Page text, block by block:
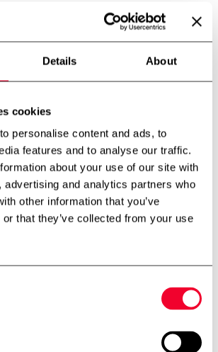
Details About
cookies
personalise content and ads, to
features and to analyse our traffic.
about your use of our site with
advertising and analytics partners who
other information that you’ve
that they’ve collected from your use